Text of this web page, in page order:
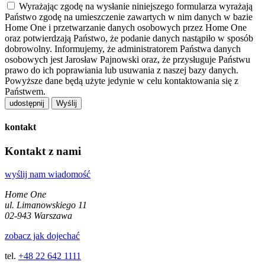
Wyrażając zgodę na wysłanie niniejszego formularza wyrażają
Państwo zgodę na umieszczenie zawartych w nim danych w bazie
Home One i przetwarzanie danych osobowych przez Home One
oraz potwierdzają Państwo, że podanie danych nastąpiło w sposób
dobrowolny. Informujemy, że administratorem Państwa danych
osobowych jest Jarosław Pajnowski oraz, że przysługuje Państwu
prawo do ich poprawiania lub usuwania z naszej bazy danych.
Powyższe dane będą użyte jedynie w celu kontaktowania się z
Państwem.
udostępnij
kontakt
Kontakt z nami
wyślij nam wiadomość
Home One
ul. Limanowskiego 11
02-943 Warszawa
zobacz jak dojechać
tel. +48 22 642 1111